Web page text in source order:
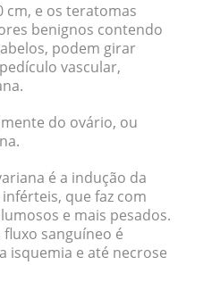
cm, e os teratomas
benignos contendo
podem girar
vascular,
do ovário, ou
é a indução da
que faz com
e mais pesados.
sanguíneo é
isquemia e até necrose